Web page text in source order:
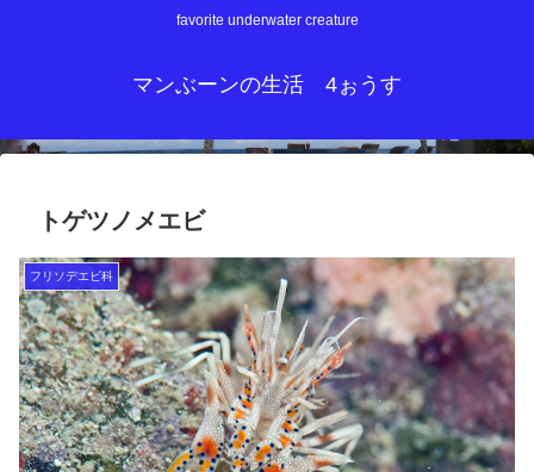
favorite underwater creature
マンぶーンの生活 4ぉうす
トゲツノメエビ
フリソデエビ科